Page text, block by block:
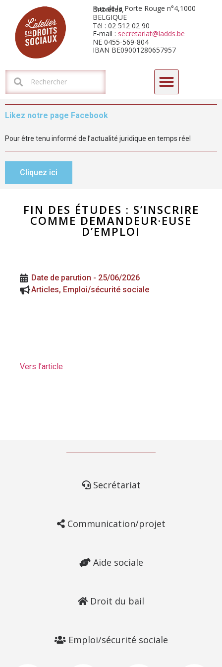
Rue de la Porte Rouge n°4,1000 Bruxelles,
BELGIQUE
Tél : 02 512 02 90
E-mail : secretariat@ladds.be
NE 0455-569-804
IBAN BE09001280657957
Likez notre page Facebook
Pour être tenu informé de l’actualité juridique en temps réel
Cliquez ici
FIN DES ÉTUDES : S’INSCRIRE
COMME DEMANDEUR·EUSE
D’EMPLOI
Date de parution - 25/06/2026
Articles, Emploi/sécurité sociale
Vers l’article
Secrétariat
Communication/projet
Aide sociale
Droit du bail
Emploi/sécurité sociale